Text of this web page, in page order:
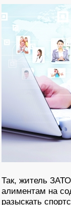
Так, житель
алиментам на
разыскать